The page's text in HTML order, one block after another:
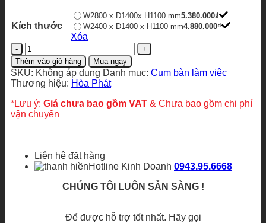
Kích thước
W2800 x D1400x H1100 mm5.380.000₫
W2400 x D1400 x H1100 mm4.880.000₫
Xóa
Module
bàn
làm
việc
HRMD07H1
số
lượng
Thêm vào giỏ hàng Mua ngay
SKU: Không áp dụng Danh mục: Cụm bàn làm việc
Thương hiệu: Hòa Phát
*Lưu ý: Giá chưa bao gồm VAT & Chưa bao gồm chi phí
vận chuyển
Liên hệ đặt hàng
Hotline Kinh Doanh 0943.95.6668
CHÚNG TÔI LUÔN SẴN SÀNG !
Để được hỗ trợ tốt nhất. Hãy gọi